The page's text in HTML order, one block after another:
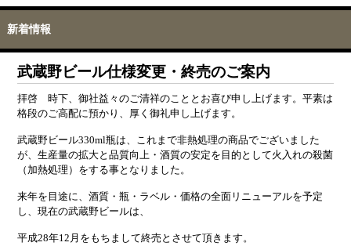
新着情報
武蔵野ビール仕様変更・終売のご案内
拝啓 時下、御社益々のご清祥のこととお喜び申し上げます。平素は
格段のご高配に預かり、厚く御礼申し上げます。
武蔵野ビール330ml瓶は、これまで非熱処理の商品でございました
が、生産量の拡大と品質向上・酒質の安定を目的として火入れの殺菌
（加熱処理）をする事となりました。
来年を目途に、酒質・瓶・ラベル・価格の全面リニューアルを予定
し、現在の武蔵野ビールは、
平成28年12月をもちまして終売とさせて頂きます。